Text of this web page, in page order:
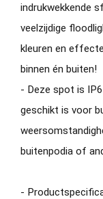
indrukwekkende
veelzijdige
kleuren en
binnen én buiten!
- Deze spot is
geschikt is voor
buitenpodia of
-